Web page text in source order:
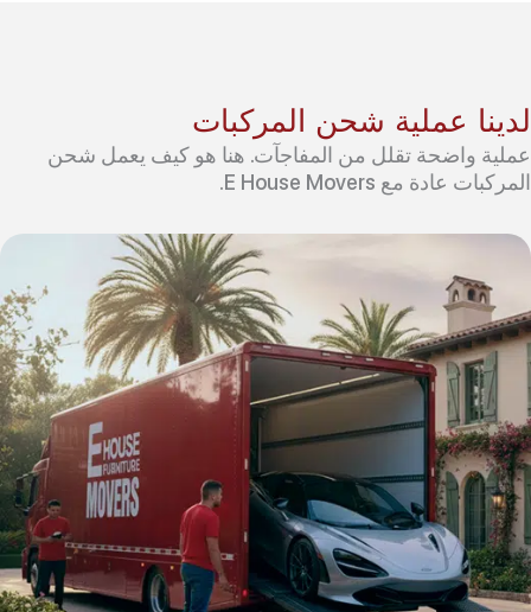
لدينا عملية شحن المركبات
عملية واضحة تقلل من المفاجآت. هنا هو كيف يعمل شحن
المركبات عادة مع E House Movers.